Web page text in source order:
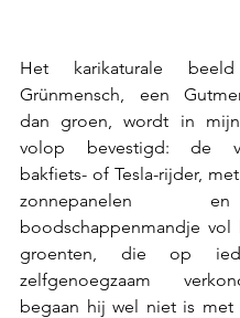
Het karikaturale
Grünmensch, een
dan groen, wordt in
volop bevestigd: de
bakfiets- of Tesla-rijder,
zonnepanelen
boodschappenmandje vol
groenten, die op
zelfgenoegzaam
begaan hij wel niet is met